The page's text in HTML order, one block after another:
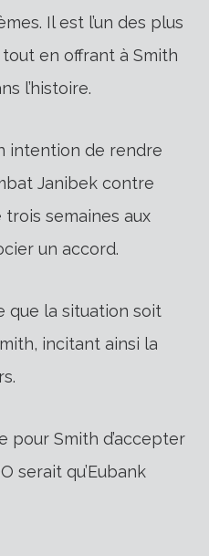
Il est l’un des plus
en offrant à Smith
l’histoire.
intention de rendre
Janibek contre
semaines aux
un accord.
que la situation soit
incitant ainsi la
pour Smith d’accepter
serait qu’Eubank